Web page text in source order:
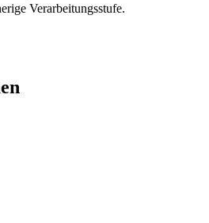
Verarbeitungsstufe.